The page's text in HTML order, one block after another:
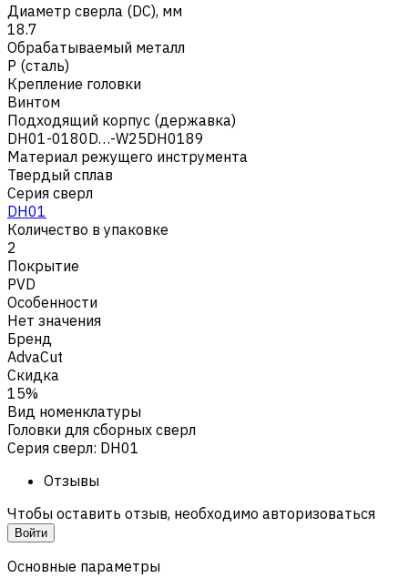
Диаметр сверла (DC), мм
18.7
Обрабатываемый металл
Р (сталь)
Крепление головки
Винтом
Подходящий корпус (державка)
DH01-0180D…-W25DH0189
Материал режущего инструмента
Твердый сплав
Серия сверл
DH01
Количество в упаковке
2
Покрытие
PVD
Особенности
Нет значения
Бренд
AdvaCut
Скидка
15%
Вид номенклатуры
Головки для сборных сверл
Серия сверл: DH01
Отзывы
Чтобы оставить отзыв, необходимо авторизоваться
Войти
Основные параметры